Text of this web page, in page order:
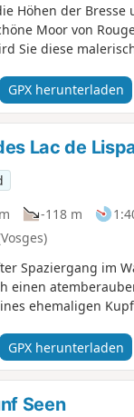
Höhen der
Moor von
Sie diese
GPX herunterladen
Lac de
-118 m
Spaziergang im
einen
ehemaligen
GPX herunterladen
Seen